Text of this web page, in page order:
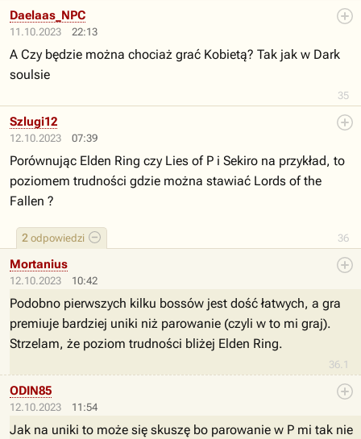
11.10.2023 22:13
35
Daelaas_NPC
A Czy będzie można chociaż grać Kobietą? Tak jak w Dark
soulsie
12.10.2023 07:39
36
2 odpowiedzi
Szlugi12
Porównując Elden Ring czy Lies of P i Sekiro na przykład, to
poziomem trudności gdzie można stawiać Lords of the
Fallen ?
12.10.2023 10:42
36.1
Mortanius
Podobno pierwszych kilku bossów jest dość łatwych, a gra
premiuje bardziej uniki niż parowanie (czyli w to mi graj).
Strzelam, że poziom trudności bliżej Elden Ring.
12.10.2023 11:54
ODIN85
Jak na uniki to może się skuszę bo parowanie w P mi tak nie